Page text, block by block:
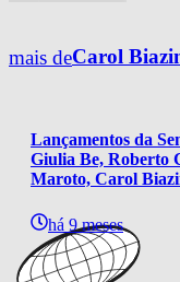
mais deCarol
Lançamentos da
Giulia Be, Roberto
Maroto, Carol
há 9 meses